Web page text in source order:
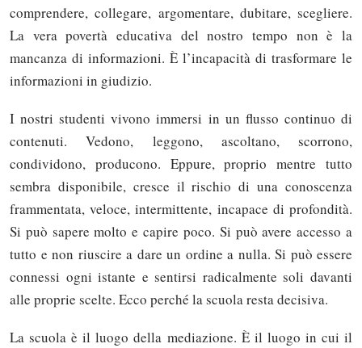
comprendere, collegare, argomentare, dubitare, scegliere.
La vera povertà educativa del nostro tempo non è la
mancanza di informazioni. È l’incapacità di trasformare le
informazioni in giudizio.
I nostri studenti vivono immersi in un flusso continuo di
contenuti. Vedono, leggono, ascoltano, scorrono,
condividono, producono. Eppure, proprio mentre tutto
sembra disponibile, cresce il rischio di una conoscenza
frammentata, veloce, intermittente, incapace di profondità.
Si può sapere molto e capire poco. Si può avere accesso a
tutto e non riuscire a dare un ordine a nulla. Si può essere
connessi ogni istante e sentirsi radicalmente soli davanti
alle proprie scelte. Ecco perché la scuola resta decisiva.
La scuola è il luogo della mediazione. È il luogo in cui il